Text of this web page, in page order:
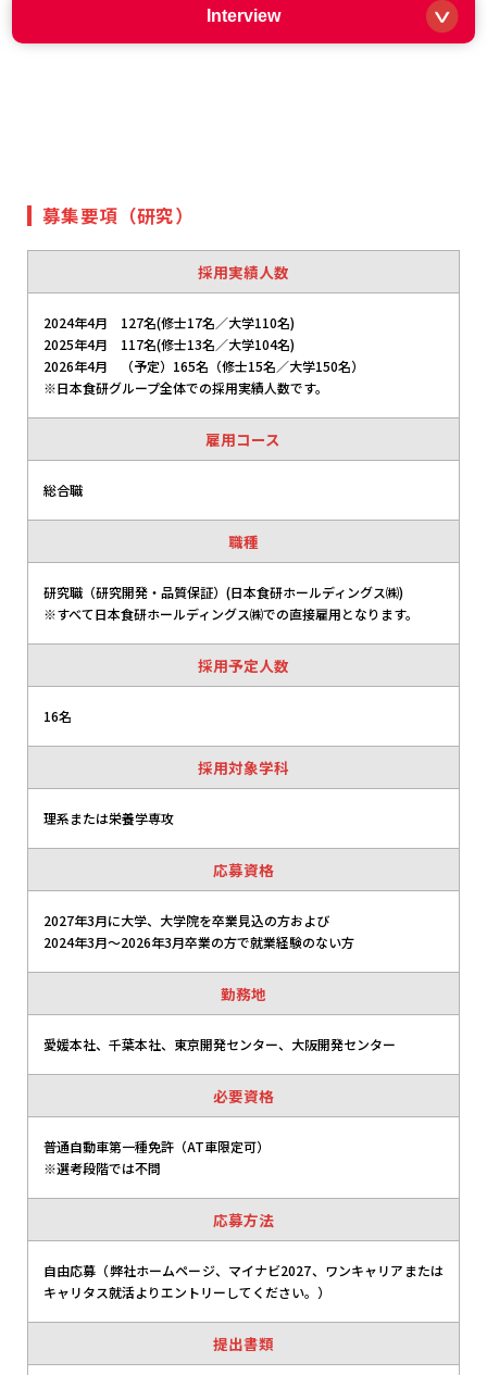
Interview
募集要項（研究）
採用実績人数
2024年4⽉ 127名(修⼠17名／⼤学110名)
2025年4⽉ 117名(修⼠13名／⼤学104名)
2026年4月 （予定）165名（修士15名／大学150名）
※日本食研グループ全体での採用実績人数です。
雇用コース
総合職
職種
研究職（研究開発・品質保証）(日本食研ホールディングス㈱)
※すべて日本食研ホールディングス㈱での直接雇用となります。
採用予定人数
16名
採用対象学科
理系または栄養学専攻
応募資格
2027年3月に⼤学、⼤学院を卒業見込の方および
2024年3月〜2026年3月卒業の方で就業経験のない方
勤務地
愛媛本社、千葉本社、東京開発センター、大阪開発センター
必要資格
普通自動車第一種免許（AT車限定可）
※選考段階では不問
応募方法
自由応募（弊社ホームページ、マイナビ2027、ワンキャリアまたは
キャリタス就活よりエントリーしてください。）
提出書類